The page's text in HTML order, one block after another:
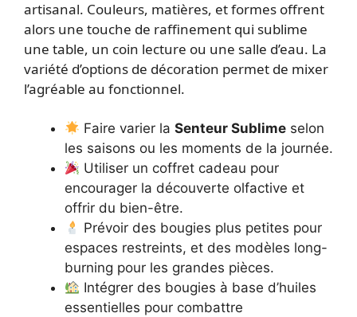
artisanal. Couleurs, matières, et formes offrent
alors une touche de raffinement qui sublime
une table, un coin lecture ou une salle d’eau. La
variété d’options de décoration permet de mixer
l’agréable au fonctionnel.
Faire varier laSenteur Sublime selon
les saisons ou les moments de la journée.
Utiliser un coffret cadeau pour
encourager la découverte olfactive et
offrir du bien-être.
Prévoir des bougies plus petites pour
espaces restreints, et des modèles long-
burning pour les grandes pièces.
Intégrer des bougies à base d’huiles
essentielles pour combattre